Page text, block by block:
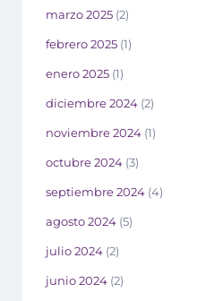
marzo 2025 (2)
febrero 2025 (1)
enero 2025 (1)
diciembre 2024 (2)
noviembre 2024 (1)
octubre 2024 (3)
septiembre 2024 (4)
agosto 2024 (5)
julio 2024 (2)
junio 2024 (2)